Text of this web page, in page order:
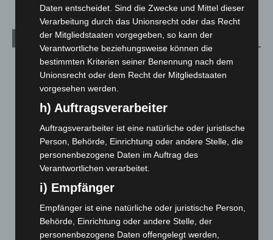
Archiv
August 2026(10)
Juni 2026 (139)
April 2026(99)
März 2026(115)
Februar 2026(109)
Januar 2026(122)
Dezember 2025 (103)
November 2025
Daten entscheidet. Sind die Zwecke und Mittel dieser
Verarbeitung durch das Unionsrecht oder das Recht
der Mitgliedstaaten vorgegeben, so kann der
Verantwortliche beziehungsweise können die
bestimmten Kriterien seiner Benennung nach dem
Unionsrecht oder dem Recht der Mitgliedstaaten
vorgesehen werden.
h) Auftragsverarbeiter
Auftragsverarbeiter ist eine natürliche oder juristische
Person, Behörde, Einrichtung oder andere Stelle, die
personenbezogene Daten im Auftrag des
Verantwortlichen verarbeitet.
i) Empfänger
Empfänger ist eine natürliche oder juristische Person,
Behörde, Einrichtung oder andere Stelle, der
personenbezogene Daten offengelegt werden,